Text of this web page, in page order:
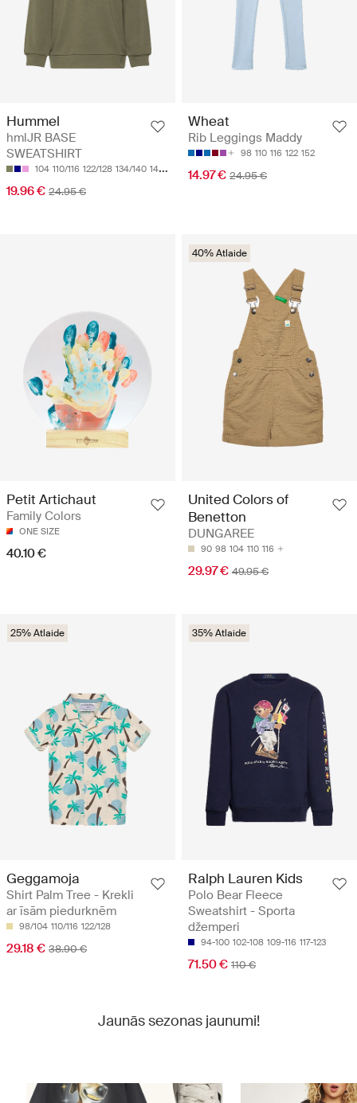
Hummel
hmlJR BASE
SWEATSHIRT
104 110/116 122/128 134/140 146/152
19.96 € 24.95 €
Wheat
Rib Leggings Maddy
98 110 116 122 152
14.97 € 24.95 €
Petit Artichaut
Family Colors
ONE SIZE
40.10 €
40% Atlaide
United Colors of
Benetton
DUNGAREE
90 98 104 110 116
29.97 € 49.95 €
25% Atlaide
Geggamoja
Shirt Palm Tree - Krekli
ar īsām piedurknēm
98/104 110/116 122/128
29.18 € 38.90 €
35% Atlaide
Ralph Lauren Kids
Polo Bear Fleece
Sweatshirt - Sporta
džemperi
94-100 102-108 109-116 117-123
71.50 € 110 €
Jaunās sezonas jaunumi!